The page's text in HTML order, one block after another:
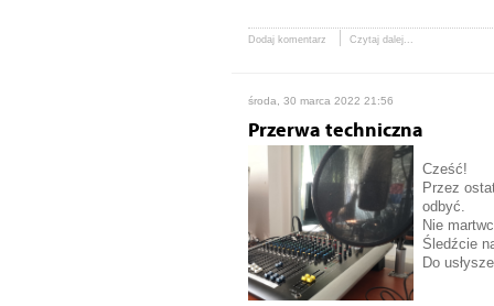
Dodaj komentarz Czytaj dalej...
środa, 30 marca 2022 21:56
Przerwa techniczna
Cześć!
Przez
odbyć.
Nie
Śledźcie
Do